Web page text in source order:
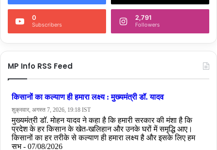
0
Subscribers
2,791
Followers
MP Info RSS Feed